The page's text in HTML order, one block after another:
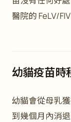
醫院的 FeLV/
幼貓疫苗時
幼貓會從母乳
到幾個月內消